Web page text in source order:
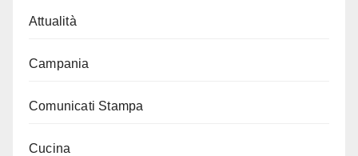
Attualità
Campania
Comunicati Stampa
Cucina